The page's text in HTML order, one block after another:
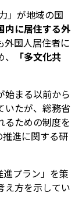
」が地域の国
内に居住する外
外国人居住者に
「多文化共
始まる以前から
いたが、総務省
るための制度を
進に関する研
プラン」を策
え方を示してい